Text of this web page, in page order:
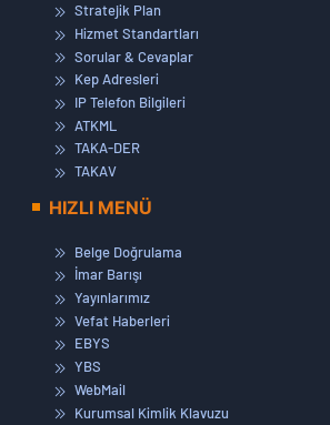
Stratejik Plan
Hizmet Standartları
Sorular & Cevaplar
Kep Adresleri
IP Telefon Bilgileri
ATKML
TAKA-DER
TAKAV
HIZLI MENÜ
Belge Doğrulama
İmar Barışı
Yayınlarımız
Vefat Haberleri
EBYS
YBS
WebMail
Kurumsal Kimlik Klavuzu